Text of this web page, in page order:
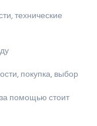
технические
покупка, выбор
помощью стоит